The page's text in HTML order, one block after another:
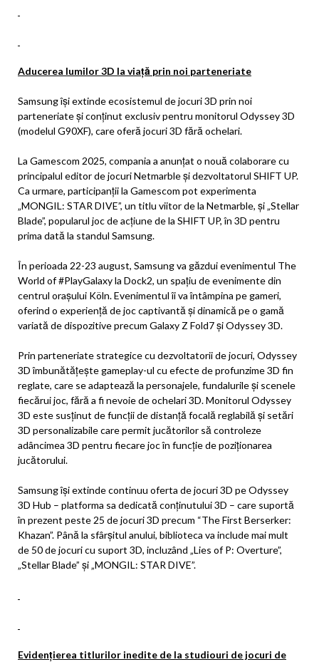
Aducerea lumilor 3D la viață prin noi parteneriate
Samsung își extinde ecosistemul de jocuri 3D prin noi
parteneriate și conținut exclusiv pentru monitorul Odyssey 3D
(modelul G90XF), care oferă jocuri 3D fără ochelari.
La Gamescom 2025, compania a anunțat o nouă colaborare cu
principalul editor de jocuri Netmarble și dezvoltatorul SHIFT UP.
Ca urmare, participanții la Gamescom pot experimenta
„MONGIL: STAR DIVE”, un titlu viitor de la Netmarble, și „Stellar
Blade”, popularul joc de acțiune de la SHIFT UP, în 3D pentru
prima dată la standul Samsung.
În perioada 22-23 august, Samsung va găzdui evenimentul The
World of #PlayGalaxy la Dock2, un spațiu de evenimente din
centrul orașului Köln. Evenimentul îi va întâmpina pe gameri,
oferind o experiență de joc captivantă și dinamică pe o gamă
variată de dispozitive precum Galaxy Z Fold7 și Odyssey 3D.
Prin parteneriate strategice cu dezvoltatorii de jocuri, Odyssey
3D îmbunătățește gameplay-ul cu efecte de profunzime 3D fin
reglate, care se adaptează la personajele, fundalurile și scenele
fiecărui joc, fără a fi nevoie de ochelari 3D. Monitorul Odyssey
3D este susținut de funcții de distanță focală reglabilă și setări
3D personalizabile care permit jucătorilor să controleze
adâncimea 3D pentru fiecare joc în funcție de poziționarea
jucătorului.
Samsung își extinde continuu oferta de jocuri 3D pe Odyssey
3D Hub – platforma sa dedicată conținutului 3D – care suportă
în prezent peste 25 de jocuri 3D precum “The First Berserker:
Khazan”. Până la sfârșitul anului, biblioteca va include mai mult
de 50 de jocuri cu suport 3D, incluzând „Lies of P: Overture”,
„Stellar Blade” și „MONGIL: STAR DIVE”.
Evidențierea titlurilor inedite de la studiouri de jocuri de